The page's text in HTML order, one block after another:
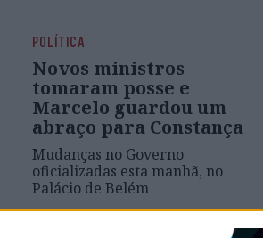
POLÍTICA
Novos ministros
tomaram posse e
Marcelo guardou um
abraço para Constança
Mudanças no Governo
oficializadas esta manhã, no
Palácio de Belém